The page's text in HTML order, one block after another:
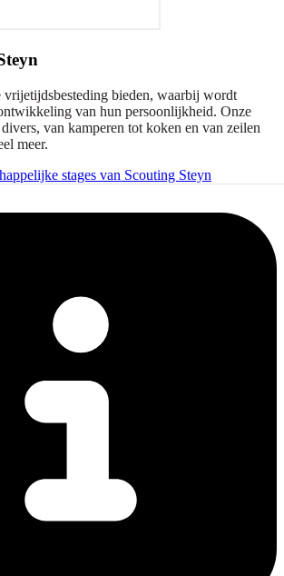
vrijetijdsbesteding bieden, waarbij wordt
van hun persoonlijkheid. Onze
van kamperen tot koken en van zeilen
meer.
stages van Scouting Steyn